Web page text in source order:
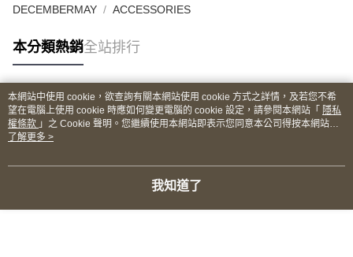
DECEMBERMAY ACCESSORIES
本分類熱銷全站排行
熱門標籤
本網站中使用 cookie，欲查詢有關本網站使用 cookie 方式之詳情，及若您不希
望在電腦上使用 cookie 時應如何變更電腦的 cookie 設定，請參閱本網站「 隱私
權條款 」之 Cookie 聲明。您繼續使用本網站即表示您同意本公司得按本網站使
用條款之 Cookie 聲明使用 cookie。
了解更多 >
我知道了